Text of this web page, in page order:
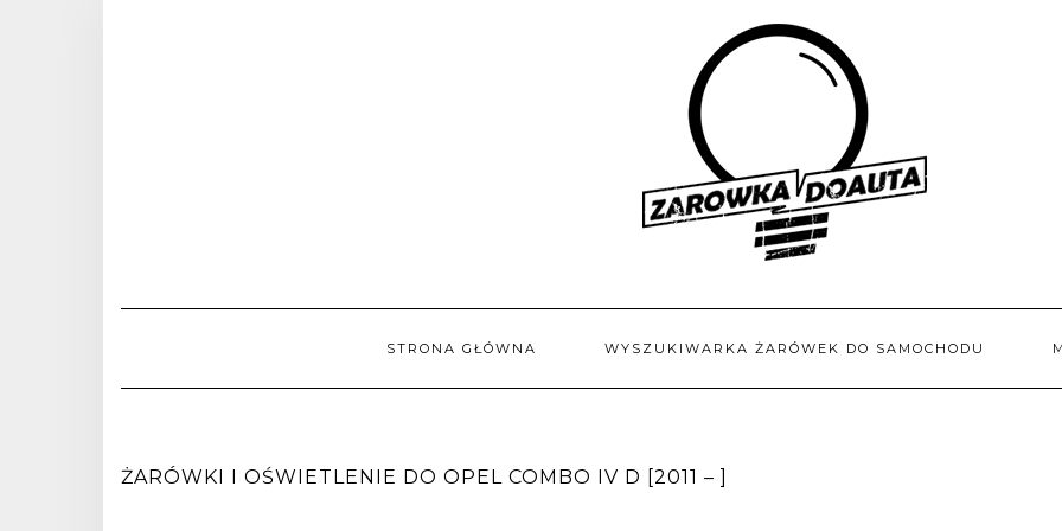
STRONA GŁÓWNA WYSZUKIWARKA ŻARÓWEK DO SAMOCHODU
ŻARÓWKI I OŚWIETLENIE DO OPEL COMBO IV D [2011 – ]